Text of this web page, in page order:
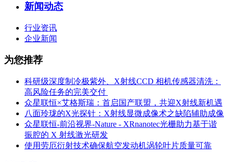
新闻动态
行业资讯
企业新闻
为您推荐
科研级深度制冷极紫外、X射线CCD 相机传感器清洗：
高风险任务的完美交付 ​
众星联恒×艾格斯瑞：首启国产联盟，共迎X射线新机遇
八面玲珑的X光探针：X射线显微成像术之缺陷辅助成像
众星联恒-前沿视界-Nature - XRnanotec光栅助力基于谐
振腔的 X 射线激光研发
使用劳厄衍射技术确保航空发动机涡轮叶片质量可靠